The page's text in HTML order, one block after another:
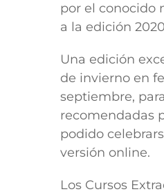
por el conocido
a la edición
Una edición
de invierno en
septiembre,
recomendadas
podido
versión online.
Los Cursos